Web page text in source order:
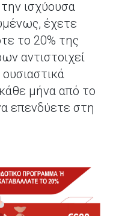
ισχύουσα
έχετε
το 20% της
αντιστοιχεί
μήνα από το
επενδύετε στη